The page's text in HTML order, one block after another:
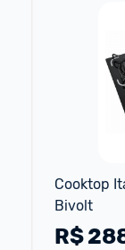
Cooktop
Bivolt
R$